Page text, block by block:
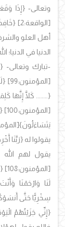
وتعالى- {إِذَا
[الواقعة:2]
أهل العلو
الدنيا في
-تبارك وتعالى-
[المؤمنون:99]
{........ كَلَّا إِنَّهَا
[المؤمنون:100]
يَتَسَاءَلُونَ}
يقولوا له{رَبَّنَا
يقول لهم
[المؤمنون:108]
لَنَا وَارْحَمْنَا
سِخْرِيًّا حَتَّى
{إِنِّي جَزَيْتُهُمُ